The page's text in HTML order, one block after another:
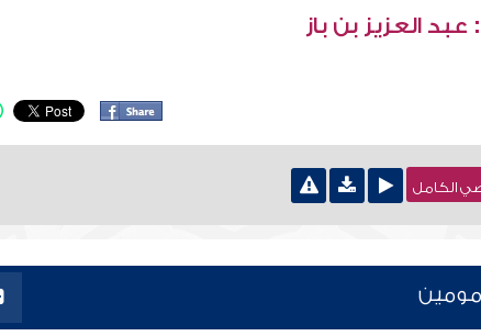
العزيز بن باز
الكامل